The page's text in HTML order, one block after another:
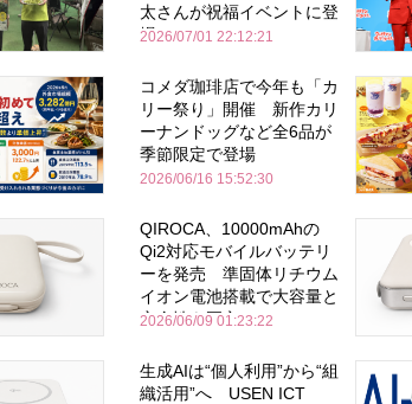
太さんが祝福イベントに登
場
2026/07/01 22:12:21
コメダ珈琲店で今年も「カ
リー祭り」開催 新作カリ
ーナンドッグなど全6品が
季節限定で登場
2026/06/16 15:52:30
QIROCA、10000mAhの
Qi2対応モバイルバッテリ
ーを発売 準固体リチウム
イオン電池搭載で大容量と
安全性を両立
2026/06/09 01:23:22
生成AIは“個人利用”から“組
織活用”へ USEN ICT